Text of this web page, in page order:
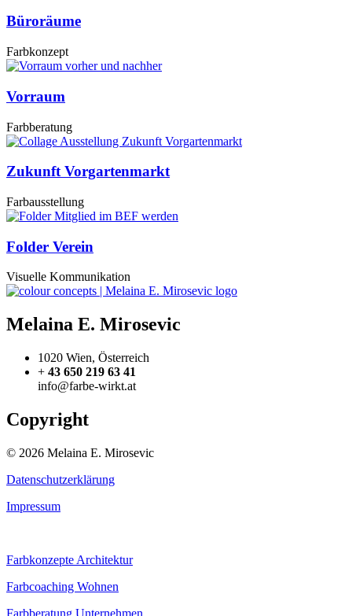
Büroräume
Farbkonzept
Vorraum
Farbberatung
Zukunft Vorgartenmarkt
Farbausstellung
Folder Verein
Visuelle Kommunikation
Melaina E. Mirosevic
1020 Wien, Österreich
+ 43 650 219 63 41
info@farbe-wirkt.at
Copyright
© 2026 Melaina E. Mirosevic
Datenschutzerklärung
Impressum
Farbkonzepte Architektur
Farbcoaching Wohnen
Farbberatung Unternehmen